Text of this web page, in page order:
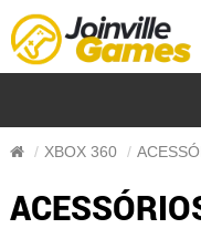
XBOX 360